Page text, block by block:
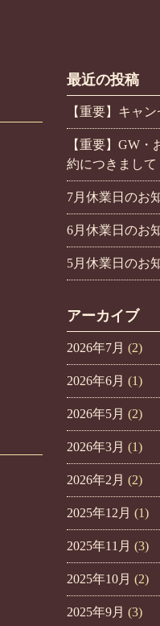
最近の投稿
【重要】キャ
【重要】GW
約につきまして
7月休業日のお
6月休業日のお
5月休業日のお
アーカイブ
2026年7月 (2)
2026年6月 (1)
2026年5月 (2)
2026年3月 (1)
2026年2月 (2)
2025年12月 (1)
2025年11月 (3)
2025年10月 (2)
2025年9月 (3)